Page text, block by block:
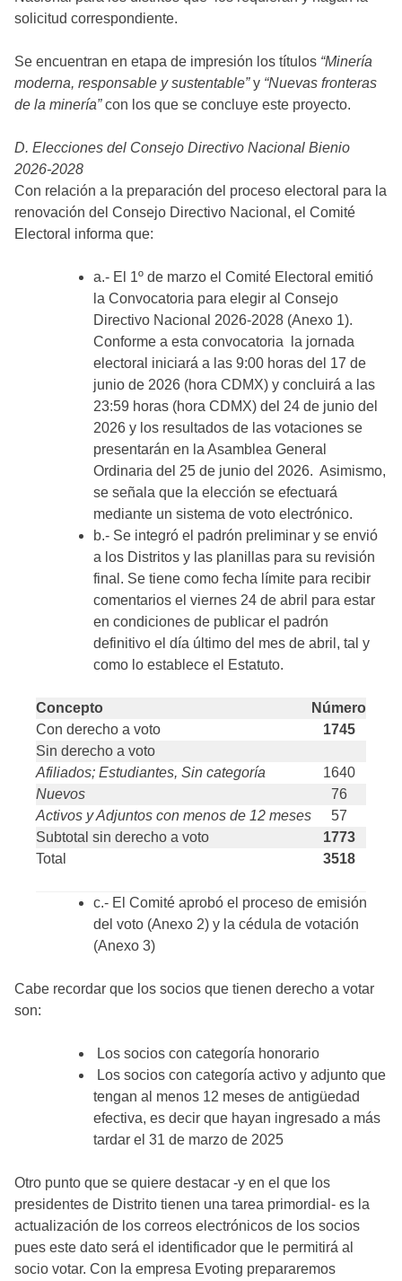
solicitud correspondiente.
Se encuentran en etapa de impresión los títulos “Minería
moderna, responsable y sustentable”y “Nuevas fronteras
de la minería”con los que se concluye este proyecto.
D. Elecciones del Consejo Directivo Nacional Bienio
2026-2028
Con relación a la preparación del proceso electoral para la
renovación del Consejo Directivo Nacional, el Comité
Electoral informa que:
a.- El 1º de marzo el Comité Electoral emitió
la Convocatoria para elegir al Consejo
Directivo Nacional 2026-2028 (Anexo 1).
Conforme a esta convocatoria la jornada
electoral iniciará a las 9:00 horas del 17 de
junio de 2026 (hora CDMX) y concluirá a las
23:59 horas (hora CDMX) del 24 de junio del
2026 y los resultados de las votaciones se
presentarán en la Asamblea General
Ordinaria del 25 de junio del 2026. Asimismo,
se señala que la elección se efectuará
mediante un sistema de voto electrónico.
b.- Se integró el padrón preliminar y se envió
a los Distritos y las planillas para su revisión
final. Se tiene como fecha límite para recibir
comentarios el viernes 24 de abril para estar
en condiciones de publicar el padrón
definitivo el día último del mes de abril, tal y
como lo establece el Estatuto.
Concepto
Número
Con derecho a voto
1745
Sin derecho a voto
Afiliados; Estudiantes, Sin categoría
1640
Nuevos
76
Activos y Adjuntos con menos de 12 meses
57
Subtotal sin derecho a voto
1773
Total
3518
c.- El Comité aprobó el proceso de emisión
del voto (Anexo 2) y la cédula de votación
(Anexo 3)
Cabe recordar que los socios que tienen derecho a votar
son:
Los socios con categoría honorario
Los socios con categoría activo y adjunto que
tengan al menos 12 meses de antigüedad
efectiva, es decir que hayan ingresado a más
tardar el 31 de marzo de 2025
Otro punto que se quiere destacar -y en el que los
presidentes de Distrito tienen una tarea primordial- es la
actualización de los correos electrónicos de los socios
pues este dato será el identificador que le permitirá al
socio votar. Con la empresa Evoting prepararemos